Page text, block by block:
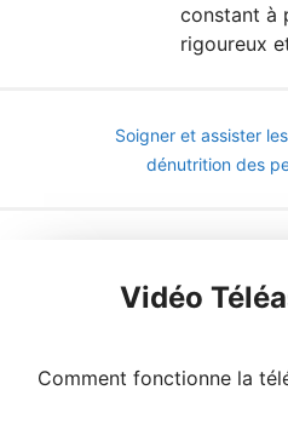
constant à
rigoureux
Soigner et assister
dénutrition des
Vidéo
Comment fonctionne la